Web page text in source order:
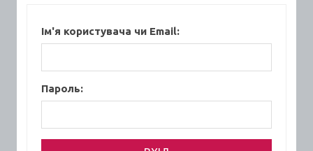
Ім'я користувача чи Email:
Пароль: